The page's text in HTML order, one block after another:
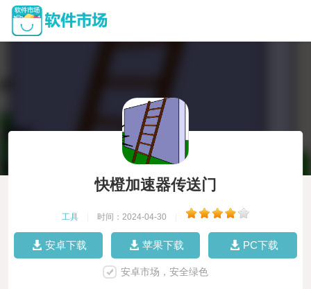
快橙加速器传送门
工具 时间：2024-04-30
安卓下载 苹果下载 PC下载
安卓市场，安全绿色